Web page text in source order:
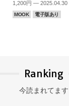
1,200円 — 2025.04.30
MOOK 電子版あり
Ranking
今読まれてます